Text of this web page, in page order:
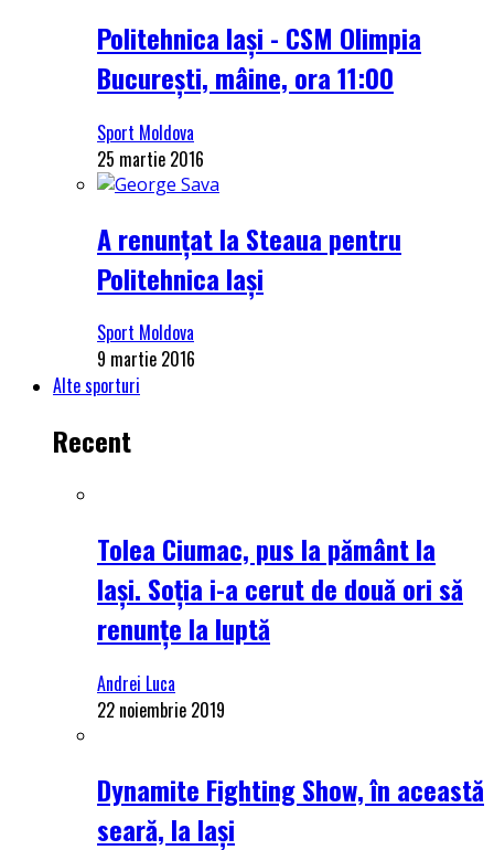
Politehnica Iași - CSM Olimpia
București, mâine, ora 11:00
Sport Moldova
25 martie 2016
A renunțat la Steaua pentru
Politehnica Iași
Sport Moldova
9 martie 2016
Alte sporturi
Recent
Tolea Ciumac, pus la pământ la
Iași. Soția i-a cerut de două ori să
renunțe la luptă
Andrei Luca
22 noiembrie 2019
Dynamite Fighting Show, în această
seară, la Iași